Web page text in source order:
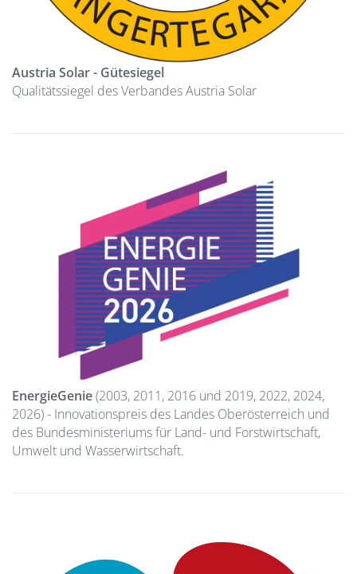
Austria Solar - Gütesiegel
Qualitätssiegel des Verbandes Austria Solar
EnergieGenie(2003, 2011, 2016 und 2019, 2022, 2024,
2026) - Innovationspreis des Landes Oberösterreich und
des Bundesministeriums für Land- und Forstwirtschaft,
Umwelt und Wasserwirtschaft.